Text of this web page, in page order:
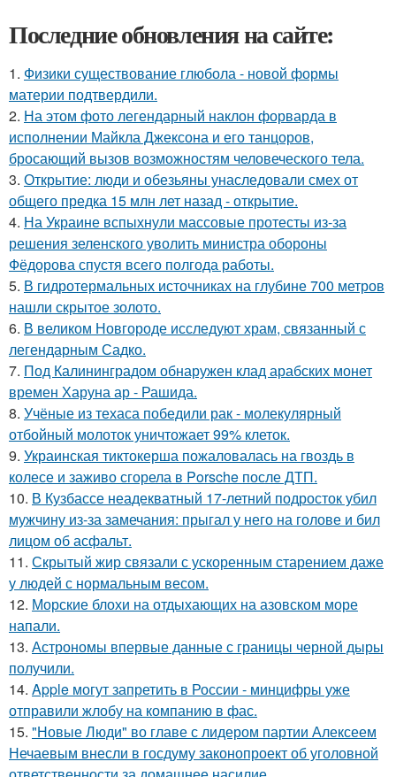
Последние обновления на сайте:
1. Физики существование глюбола - новой формы
материи подтвердили.
2. На этом фото легендарный наклон форварда в
исполнении Майкла Джексона и его танцоров,
бросающий вызов возможностям человеческого тела.
3. Открытие: люди и обезьяны унаследовали смех от
общего предка 15 млн лет назад - открытие.
4. На Украине вспыхнули массовые протесты из-за
решения зеленского уволить министра обороны
Фёдорова спустя всего полгода работы.
5. В гидротермальных источниках на глубине 700 метров
нашли скрытое золото.
6. В великом Новгороде исследуют храм, связанный с
легендарным Садко.
7. Под Калининградом обнаружен клад арабских монет
времен Харуна ар - Рашида.
8. Учёные из техаса победили рак - молекулярный
отбойный молоток уничтожает 99% клеток.
9. Украинская тиктокерша пожаловалась на гвоздь в
колесе и заживо сгорела в Porsche после ДТП.
10. В Кузбассе неадекватный 17-летний подросток убил
мужчину из-за замечания: прыгал у него на голове и бил
лицом об асфальт.
11. Скрытый жир связали с ускоренным старением даже
у людей с нормальным весом.
12. Морские блохи на отдыхающих на азовском море
напали.
13. Астрономы впервые данные с границы черной дыры
получили.
14. Apple могут запретить в России - минцифры уже
отправили жлобу на компанию в фас.
15. "Новые Люди" во главе с лидером партии Алексеем
Нечаевым внесли в госдуму законопроект об уголовной